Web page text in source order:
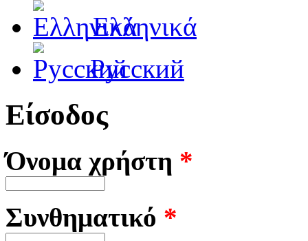
Ελληνικά
Русский
Είσοδος
Όνομα χρήστη *
Συνθηματικό *